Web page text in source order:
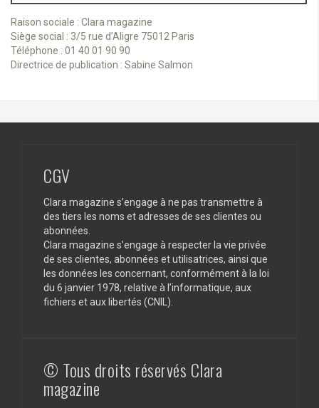
Raison sociale : Clara magazine
Siège social : 3/5 rue d’Aligre 75012 Paris
Téléphone : 01 40 01 90 90
Directrice de publication : Sabine Salmon
CGV
Clara magazine s’engage à ne pas transmettre à
des tiers les noms et adresses de ses clientes ou
abonnées.
Clara magazine s’engage à respecter la vie privée
de ses clientes, abonnées et utilisatrices, ainsi que
les données les concernant, conformément à la loi
du 6 janvier 1978, relative à l’informatique, aux
fichiers et aux libertés (CNIL).
© Tous droits réservés Clara
magazine